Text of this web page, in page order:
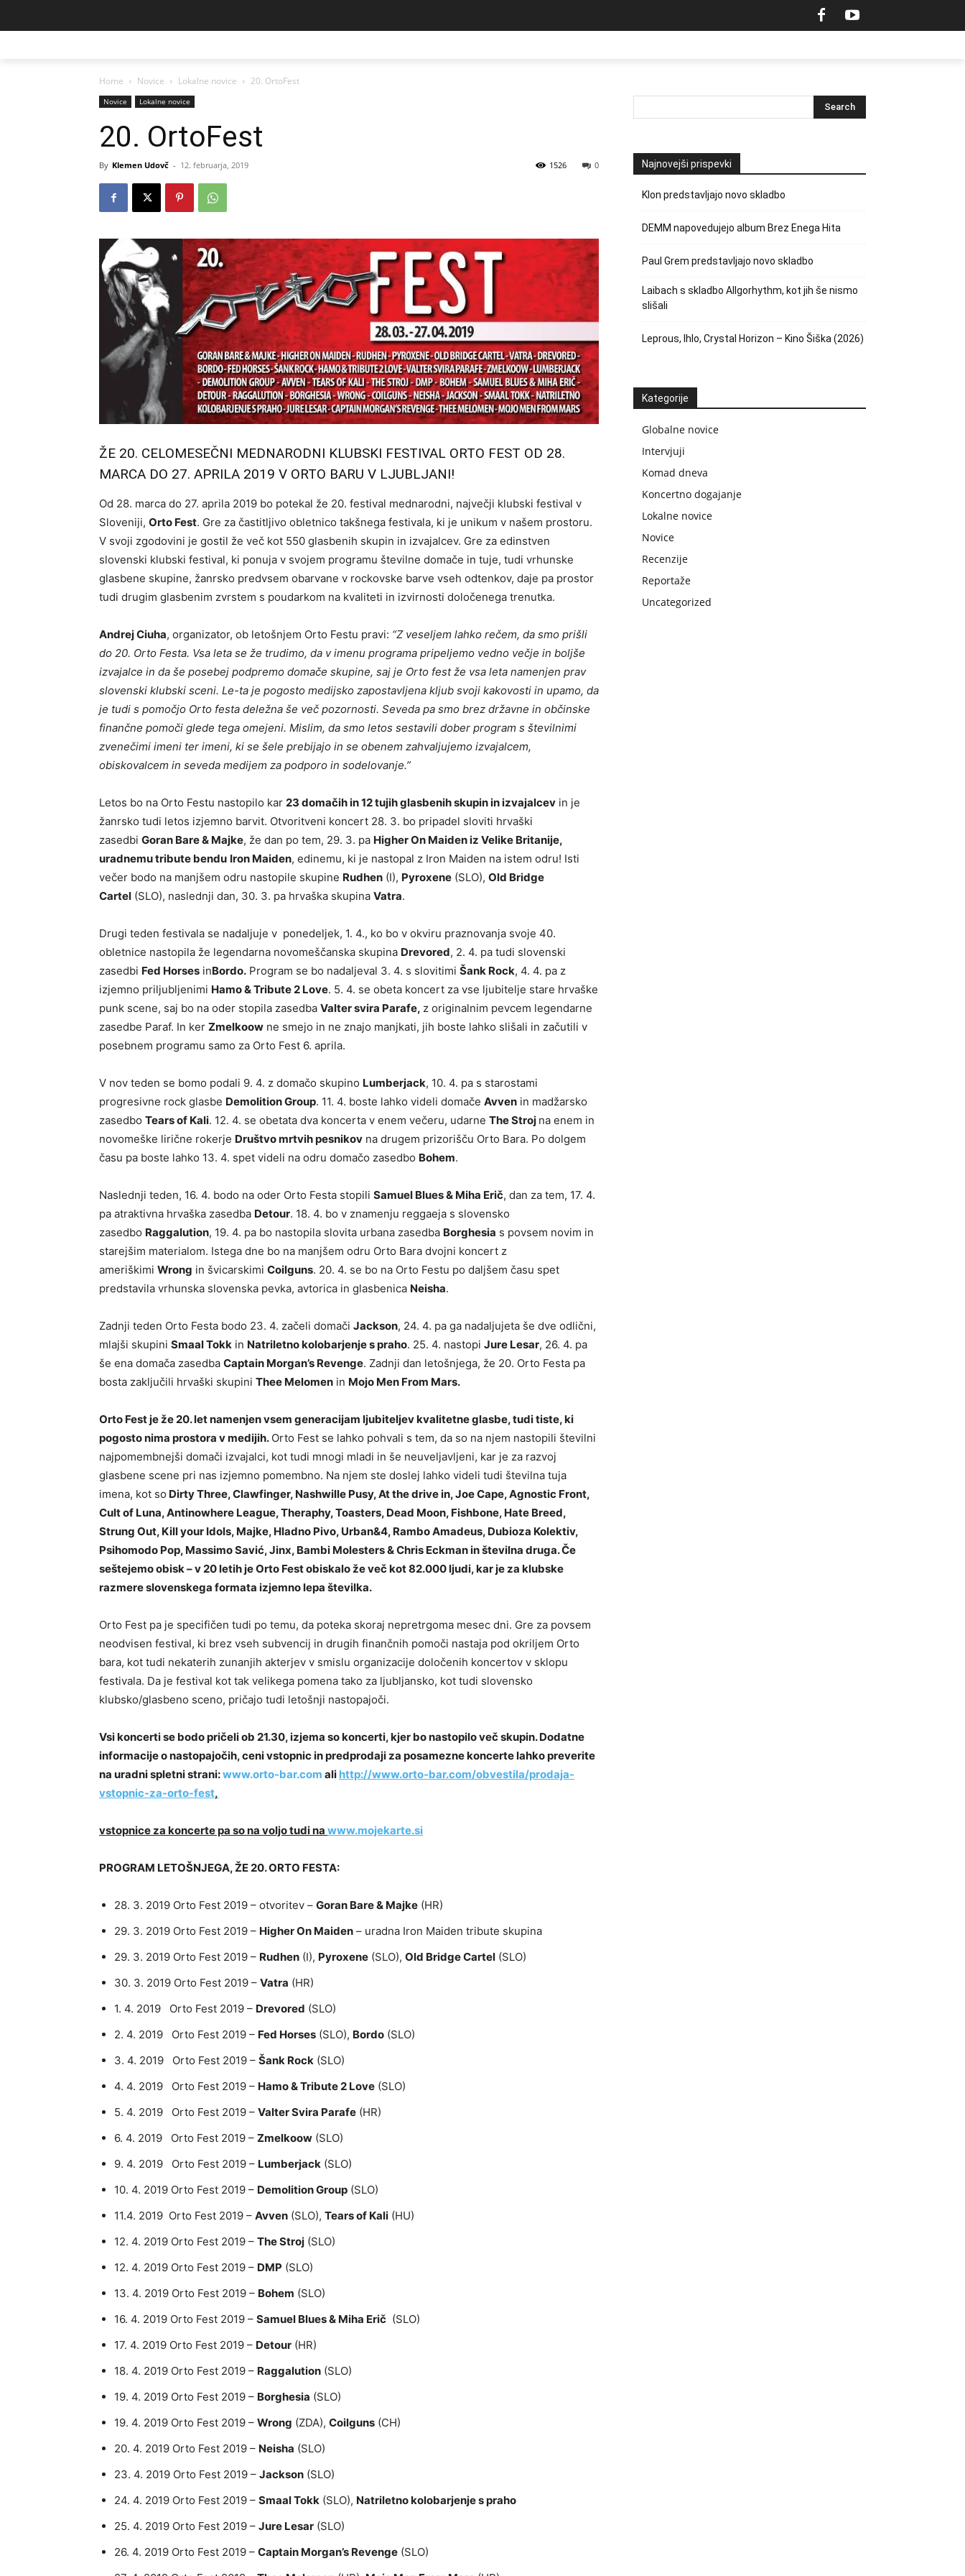
Home Novice Lokalne novice 20. OrtoFest
Novice Lokalne novice
20. OrtoFest
By Klemen Udovč - 12. februarja, 2019 0
1526
ŽE 20. CELOMESEČNI MEDNARODNI KLUBSKI FESTIVAL ORTO FEST OD 28.
MARCA DO 27. APRILA 2019 V ORTO BARU V LJUBLJANI!
Od 28. marca do 27. aprila 2019 bo potekal že 20. festival mednarodni, največji klubski festival v
Sloveniji, Orto Fest. Gre za častitljivo obletnico takšnega festivala, ki je unikum v našem prostoru.
V svoji zgodovini je gostil že več kot 550 glasbenih skupin in izvajalcev. Gre za edinstven
slovenski klubski festival, ki ponuja v svojem programu številne domače in tuje, tudi vrhunske
glasbene skupine, žanrsko predvsem obarvane v rockovske barve vseh odtenkov, daje pa prostor
tudi drugim glasbenim zvrstem s poudarkom na kvaliteti in izvirnosti določenega trenutka.
Andrej Ciuha, organizator, ob letošnjem Orto Festu pravi: “Z veseljem lahko rečem, da smo prišli
do 20. Orto Festa. Vsa leta se že trudimo, da v imenu programa pripeljemo vedno večje in boljše
izvajalce in da še posebej podpremo domače skupine, saj je Orto fest že vsa leta namenjen prav
slovenski klubski sceni. Le-ta je pogosto medijsko zapostavljena kljub svoji kakovosti in upamo, da
je tudi s pomočjo Orto festa deležna še več pozornosti. Seveda pa smo brez državne in občinske
finančne pomoči glede tega omejeni. Mislim, da smo letos sestavili dober program s številnimi
zvenečimi imeni ter imeni, ki se šele prebijajo in se obenem zahvaljujemo izvajalcem,
obiskovalcem in seveda medijem za podporo in sodelovanje.”
Letos bo na Orto Festu nastopilo kar 23 domačih in 12 tujih glasbenih skupin in izvajalcev in je
žanrsko tudi letos izjemno barvit. Otvoritveni koncert 28. 3. bo pripadel sloviti hrvaški
zasedbi Goran Bare & Majke, že dan po tem, 29. 3. pa Higher On Maiden iz Velike Britanije,
uradnemu tribute bendu Iron Maiden, edinemu, ki je nastopal z Iron Maiden na istem odru! Isti
večer bodo na manjšem odru nastopile skupine Rudhen (I), Pyroxene (SLO), Old Bridge
Cartel (SLO), naslednji dan, 30. 3. pa hrvaška skupina Vatra.
Drugi teden festivala se nadaljuje v ponedeljek, 1. 4., ko bo v okviru praznovanja svoje 40.
obletnice nastopila že legendarna novomeščanska skupina Drevored, 2. 4. pa tudi slovenski
zasedbi Fed Horses inBordo. Program se bo nadaljeval 3. 4. s slovitimi Šank Rock, 4. 4. pa z
izjemno priljubljenimi Hamo & Tribute 2 Love. 5. 4. se obeta koncert za vse ljubitelje stare hrvaške
punk scene, saj bo na oder stopila zasedba Valter svira Parafe, z originalnim pevcem legendarne
zasedbe Paraf. In ker Zmelkoow ne smejo in ne znajo manjkati, jih boste lahko slišali in začutili v
posebnem programu samo za Orto Fest 6. aprila.
V nov teden se bomo podali 9. 4. z domačo skupino Lumberjack, 10. 4. pa s starostami
progresivne rock glasbe Demolition Group. 11. 4. boste lahko videli domače Avven in madžarsko
zasedbo Tears of Kali. 12. 4. se obetata dva koncerta v enem večeru, udarne The Stroj na enem in
novomeške lirične rokerje Društvo mrtvih pesnikov na drugem prizorišču Orto Bara. Po dolgem
času pa boste lahko 13. 4. spet videli na odru domačo zasedbo Bohem.
Naslednji teden, 16. 4. bodo na oder Orto Festa stopili Samuel Blues & Miha Erič, dan za tem, 17. 4.
pa atraktivna hrvaška zasedba Detour. 18. 4. bo v znamenju reggaeja s slovensko
zasedbo Raggalution, 19. 4. pa bo nastopila slovita urbana zasedba Borghesia s povsem novim in
starejšim materialom. Istega dne bo na manjšem odru Orto Bara dvojni koncert z
ameriškimi Wrong in švicarskimi Coilguns. 20. 4. se bo na Orto Festu po daljšem času spet
predstavila vrhunska slovenska pevka, avtorica in glasbenica Neisha.
Zadnji teden Orto Festa bodo 23. 4. začeli domači Jackson, 24. 4. pa ga nadaljujeta še dve odlični,
mlajši skupini Smaal Tokk in Natriletno kolobarjenje s praho. 25. 4. nastopi Jure Lesar, 26. 4. pa
še ena domača zasedba Captain Morgan’s Revenge. Zadnji dan letošnjega, že 20. Orto Festa pa
bosta zaključili hrvaški skupini Thee Melomen in Mojo Men From Mars.
Orto Fest je že 20. let namenjen vsem generacijam ljubiteljev kvalitetne glasbe, tudi tiste, ki
pogosto nima prostora v medijih. Orto Fest se lahko pohvali s tem, da so na njem nastopili številni
najpomembnejši domači izvajalci, kot tudi mnogi mladi in še neuveljavljeni, kar je za razvoj
glasbene scene pri nas izjemno pomembno. Na njem ste doslej lahko videli tudi številna tuja
imena, kot so Dirty Three, Clawfinger, Nashwille Pusy, At the drive in, Joe Cape, Agnostic Front,
Cult of Luna, Antinowhere League, Theraphy, Toasters, Dead Moon, Fishbone, Hate Breed,
Strung Out, Kill your Idols, Majke, Hladno Pivo, Urban&4, Rambo Amadeus, Dubioza Kolektiv,
Psihomodo Pop, Massimo Savić, Jinx, Bambi Molesters & Chris Eckman in številna druga. Če
seštejemo obisk – v 20 letih je Orto Fest obiskalo že več kot 82.000 ljudi, kar je za klubske
razmere slovenskega formata izjemno lepa številka.
Orto Fest pa je specifičen tudi po temu, da poteka skoraj nepretrgoma mesec dni. Gre za povsem
neodvisen festival, ki brez vseh subvencij in drugih finančnih pomoči nastaja pod okriljem Orto
bara, kot tudi nekaterih zunanjih akterjev v smislu organizacije določenih koncertov v sklopu
festivala. Da je festival kot tak velikega pomena tako za ljubljansko, kot tudi slovensko
klubsko/glasbeno sceno, pričajo tudi letošnji nastopajoči.
Vsi koncerti se bodo pričeli ob 21.30, izjema so koncerti, kjer bo nastopilo več skupin. Dodatne
informacije o nastopajočih, ceni vstopnic in predprodaji za posamezne koncerte lahko preverite
na uradni spletni strani:www.orto-bar.com ali http://www.orto-bar.com/obvestila/prodaja-
vstopnic-za-orto-fest,
vstopnice za koncerte pa so na voljo tudi na www.mojekarte.si
PROGRAM LETOŠNJEGA, ŽE 20. ORTO FESTA:
28. 3. 2019 Orto Fest 2019 – otvoritev – Goran Bare & Majke (HR)
29. 3. 2019 Orto Fest 2019 – Higher On Maiden – uradna Iron Maiden tribute skupina
29. 3. 2019 Orto Fest 2019 – Rudhen (I), Pyroxene (SLO), Old Bridge Cartel (SLO)
30. 3. 2019 Orto Fest 2019 – Vatra (HR)
1. 4. 2019 Orto Fest 2019 – Drevored (SLO)
2. 4. 2019 Orto Fest 2019 – Fed Horses (SLO), Bordo (SLO)
3. 4. 2019 Orto Fest 2019 – Šank Rock (SLO)
4. 4. 2019 Orto Fest 2019 – Hamo & Tribute 2 Love (SLO)
5. 4. 2019 Orto Fest 2019 – Valter Svira Parafe (HR)
6. 4. 2019 Orto Fest 2019 – Zmelkoow (SLO)
9. 4. 2019 Orto Fest 2019 – Lumberjack (SLO)
10. 4. 2019 Orto Fest 2019 – Demolition Group (SLO)
11.4. 2019 Orto Fest 2019 – Avven (SLO), Tears of Kali (HU)
12. 4. 2019 Orto Fest 2019 – The Stroj (SLO)
12. 4. 2019 Orto Fest 2019 – DMP (SLO)
13. 4. 2019 Orto Fest 2019 – Bohem (SLO)
16. 4. 2019 Orto Fest 2019 – Samuel Blues & Miha Erič (SLO)
17. 4. 2019 Orto Fest 2019 – Detour (HR)
18. 4. 2019 Orto Fest 2019 – Raggalution (SLO)
19. 4. 2019 Orto Fest 2019 – Borghesia (SLO)
19. 4. 2019 Orto Fest 2019 – Wrong (ZDA), Coilguns (CH)
20. 4. 2019 Orto Fest 2019 – Neisha (SLO)
23. 4. 2019 Orto Fest 2019 – Jackson (SLO)
24. 4. 2019 Orto Fest 2019 – Smaal Tokk (SLO), Natriletno kolobarjenje s praho
25. 4. 2019 Orto Fest 2019 – Jure Lesar (SLO)
26. 4. 2019 Orto Fest 2019 – Captain Morgan’s Revenge (SLO)
Najnovejši prispevki
Klon predstavljajo novo skladbo
DEMM napovedujejo album Brez Enega Hita
Paul Grem predstavljajo novo skladbo
Laibach s skladbo Allgorhythm, kot jih še nismo
slišali
Leprous, Ihlo, Crystal Horizon – Kino Šiška (2026)
Kategorije
Globalne novice
Intervjuji
Komad dneva
Koncertno dogajanje
Lokalne novice
Novice
Recenzije
Reportaže
Uncategorized